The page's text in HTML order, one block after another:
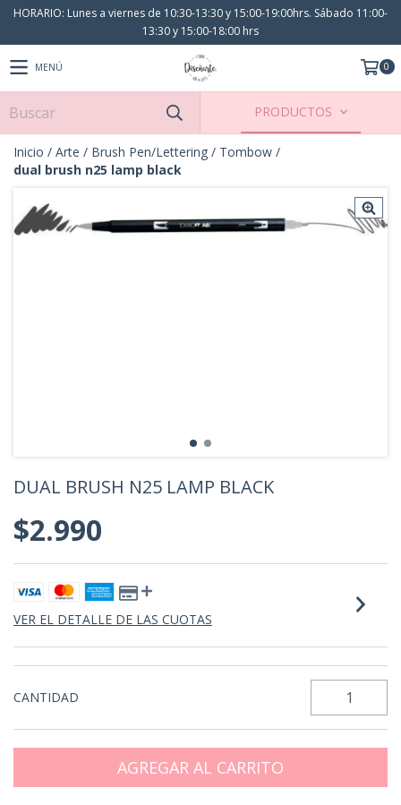
HORARIO: Lunes a viernes de 10:30-13:30 y 15:00-19:00hrs. Sábado 11:00-
13:30 y 15:00-18:00 hrs
MENÚ 0
PRODUCTOS
Inicio / Arte / Brush Pen/Lettering / Tombow /
dual brush n25 lamp black
DUAL BRUSH N25 LAMP BLACK
$2.990
VER EL DETALLE DE LAS CUOTAS
CANTIDAD